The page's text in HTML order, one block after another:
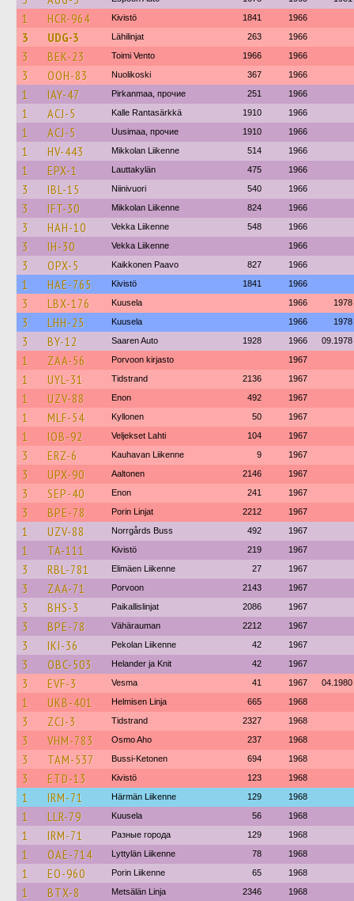
1 HCR-964 Kivistö 1841 1966
3 UDG-3 Lähilinjat 263 1966
3 BEK-23 Toimi Vento 1966 1966
3 OOH-83 Nuolikoski 367 1966
1 IAY-47 Pirkanmaa, прочие 251 1966
1 ACJ-5 Kalle Rantasärkkä 1910 1966
1 ACJ-5 Uusimaa, прочие 1910 1966
1 HV-443 Mikkolan Liikenne 514 1966
1 EPX-1 Lauttakylän 475 1966
3 IBL-15 Niinivuori 540 1966
3 IFT-30 Mikkolan Liikenne 824 1966
3 HAH-10 Vekka Liikenne 548 1966
3 IH-30 Vekka Liikenne 1966
3 OPX-5 Kaikkonen Paavo 827 1966
1 HAE-765 Kivistö 1841 1966
3 LBX-176 Kuusela 1966 1978
3 LHH-25 Kuusela 1966 1978
3 BY-12 Saaren Auto 1928 1966 09.1978
1 ZAA-56 Porvoon kirjasto 1967
1 UYL-31 Tidstrand 2136 1967
1 UZV-88 Enon 492 1967
1 MLF-54 Kyllonen 50 1967
1 IOB-92 Veljekset Lahti 104 1967
3 ERZ-6 Kauhavan Liikenne 9 1967
3 UPX-90 Aaltonen 2146 1967
3 SEP-40 Enon 241 1967
3 BPE-78 Porin Linjat 2212 1967
1 UZV-88 Norrgårds Buss 492 1967
1 TA-111 Kivistö 219 1967
3 RBL-781 Elimäen Liikenne 27 1967
3 ZAA-71 Porvoon 2143 1967
3 BHS-3 Paikallislinjat 2086 1967
3 BPE-78 Vähärauman 2212 1967
3 IKI-36 Pekolan Liikenne 42 1967
3 OBC-503 Helander ja Knit 42 1967
3 EVF-3 Vesma 41 1967 04.1980
1 UKB-401 Helmisen Linja 665 1968
3 ZCJ-3 Tidstrand 2327 1968
3 VHM-783 Osmo Aho 237 1968
3 TAM-537 Bussi-Ketonen 694 1968
3 ETD-13 Kivistö 123 1968
1 IRM-71 Härmän Liikenne 129 1968
1 LLR-79 Kuusela 56 1968
1 IRM-71 Разные города 129 1968
1 OAE-714 Lyttylän Liikenne 78 1968
1 EO-960 Porin Liikenne 65 1968
1 BTX-8 Metsälän Linja 2346 1968